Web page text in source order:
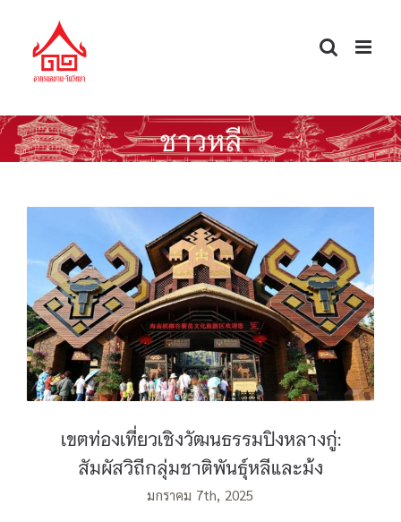
content
ชาวหลี
เขตท่องเที่ยวเชิงวัฒนธรรมปิงหลางกู่:
สัมผัสวิถีกลุ่มชาติพันธุ์หลีและม้ง
เขตท่องเที่ยวเชิงวัฒนธรรมปิงหลางกู่:
สัมผัสวิถีกลุ่มชาติพันธุ์หลีและม้ง
มกราคม 7th, 2025